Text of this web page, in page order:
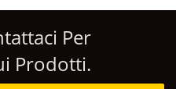
Per
Prodotti.